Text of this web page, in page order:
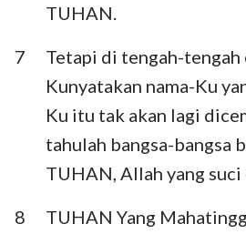
TUHAN.
7
Tetapi di tengah-tengah
Kunyatakan nama-Ku
Ku itu tak akan lagi
tahulah bangsa-bangsa
TUHAN, Allah yang suci
8
TUHAN Yang